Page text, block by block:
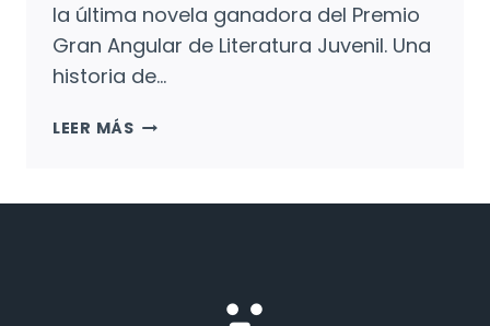
la última novela ganadora del Premio
Gran Angular de Literatura Juvenil. Una
historia de…
LEER MÁSEL
QUE